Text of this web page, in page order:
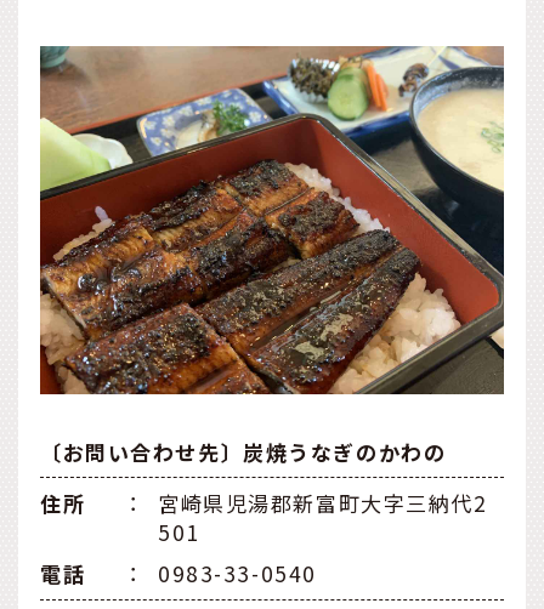
〔お問い合わせ先〕炭焼うなぎのかわの
住所
：
宮崎県児湯郡新富町大字三納代2
501
電話
： 0983-33-0540